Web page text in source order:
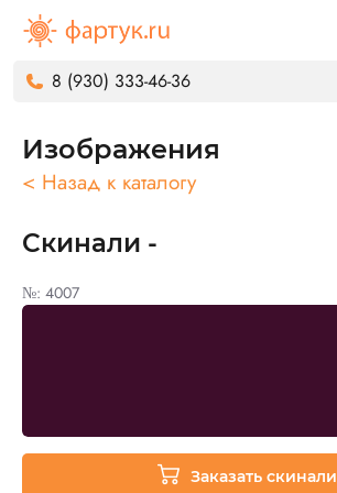
8 (930) 333-46-36
Изображения
< Назад к каталогу
Скинали -
№: 4007
Заказать скинали